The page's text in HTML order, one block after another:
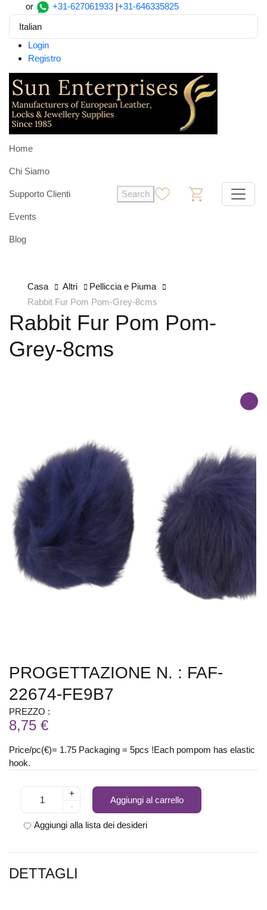
or +31-627061933 |+31-646335825
Italian
Login
Registro
Home
Chi Siamo
Supporto Clienti
Events
Blog
Search
Casa Altri
Pelliccia e Piuma
Rabbit Fur Pom Pom-Grey-8cms
Rabbit Fur Pom Pom-
Grey-8cms
PROGETTAZIONE N. : FAF-
22674-FE9B7
PREZZO :
8,75 €
Price/pc(€)= 1.75 Packaging = 5pcs !Each pompom has elastic
hook.
+
-
Aggiungi al carrello
Aggiungi alla lista dei desideri
DETTAGLI